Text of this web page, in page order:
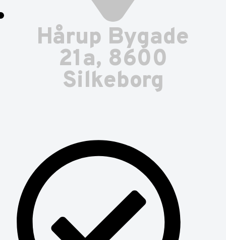
Hårup Bygade
21a, 8600
Silkeborg